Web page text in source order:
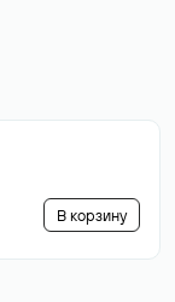
В корзину